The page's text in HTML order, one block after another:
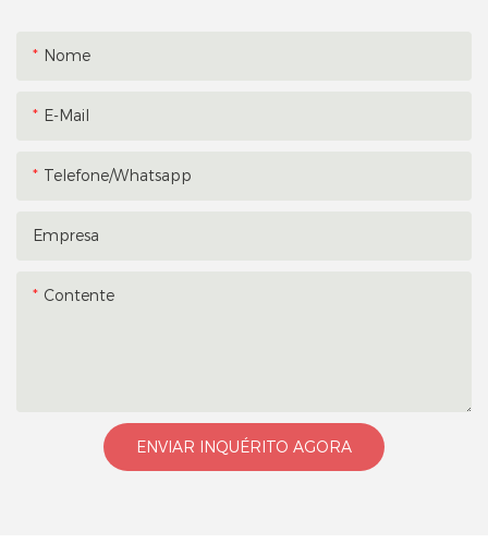
Nome
E-Mail
Telefone/whatsapp
Empresa
Contente
ENVIAR INQUÉRITO AGORA